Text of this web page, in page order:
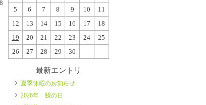
5
6 7 8 9 10
11
12
13 14 15 16 17
18
19
20 21 22 23 24
25
26
27 28 29 30
最新エントリ
夏季休暇のお知らせ
2026年 鰻の日